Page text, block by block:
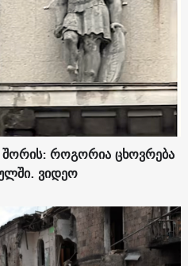
შორის: როგორია ცხოვრება
ვიდეო